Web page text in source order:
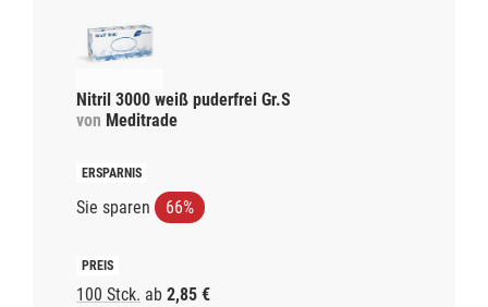
Nitril 3000 weiß puderfrei Gr.S
von Meditrade
Sie sparen 66%
100 Stck. ab 2,85 €